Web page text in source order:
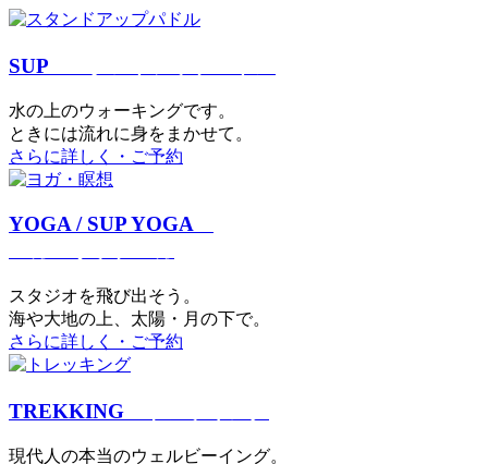
SUP
⽔の上のウォーキングです。
ときには流れに身をまかせて。
さらに詳しく・ご予約
YOGA / SUP YOGA
スタジオを⾶び出そう。
海や大地の上、太陽・⽉の下で。
さらに詳しく・ご予約
TREKKING
現代⼈の本当のウェルビーイング。